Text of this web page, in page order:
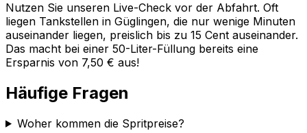
Nutzen Sie unseren Live-Check vor der Abfahrt. Oft
liegen Tankstellen in Güglingen, die nur wenige Minuten
auseinander liegen, preislich bis zu 15 Cent auseinander.
Das macht bei einer 50-Liter-Füllung bereits eine
Ersparnis von 7,50 € aus!
Häufige Fragen
Woher kommen die Spritpreise?